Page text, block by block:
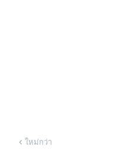
ใหม่กว่า